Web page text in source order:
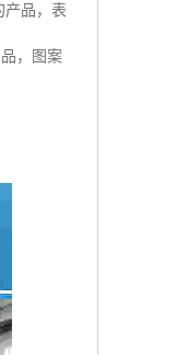
品，表
，图案